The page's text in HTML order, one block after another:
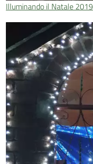
Illuminando il Natale 2019